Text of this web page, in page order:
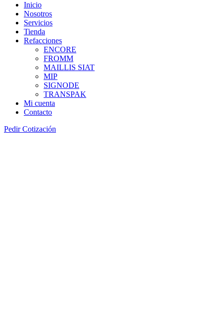
Inicio
Nosotros
Servicios
Tienda
Refacciones
ENCORE
FROMM
MAILLIS SIAT
MIP
SIGNODE
TRANSPAK
Mi cuenta
Contacto
Pedir Cotización